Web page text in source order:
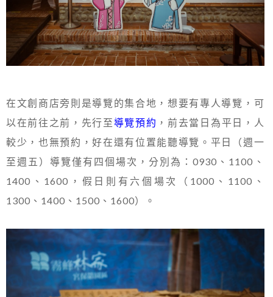
在文創商店旁則是導覽的集合地，想要有專人導覽，可
以在前往之前，先行至導覽預約 ，前去當日為平日，人
較少，也無預約，好在還有位置能聽導覽。平日（週一
至週五）導覽僅有四個場次，分別為：0930、1100、
1400、1600，假日則有六個場次（1000、1100、
1300、1400、1500、1600）。